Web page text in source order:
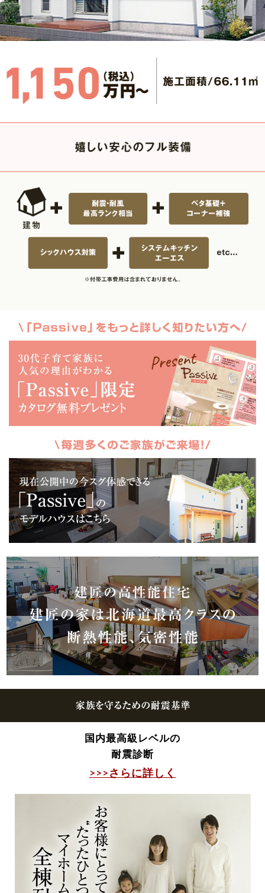
国内最高級レベルの
耐震診断
>>>さらに詳しく